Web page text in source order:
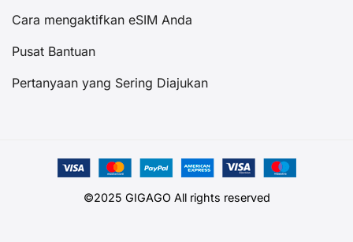
Cara mengaktifkan eSIM Anda
Pusat Bantuan
Pertanyaan yang Sering Diajukan
©2025 GIGAGO All rights reserved